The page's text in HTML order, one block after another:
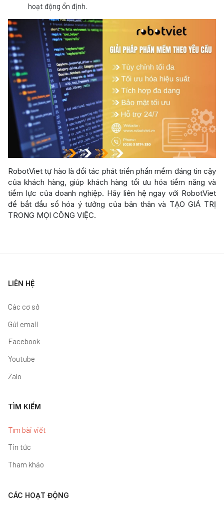
hoạt động ổn định.
RobotViet tự hào là đối tác phát triển phần mềm đáng tin cậy
của khách hàng, giúp khách hàng tối ưu hóa tiềm năng và
tiềm lực của doanh nghiệp. Hãy liên hệ ngay với RobotViet
để bắt đầu số hóa ý tưởng của bản thân và TẠO GIÁ TRỊ
TRONG MỌI CÔNG VIỆC.
LIÊN HỆ
Các cơ sở
Gửi email
Facebook
Youtube
Zalo
TÌM KIẾM
Tìm bài viết
Tin tức
Tham khảo
CÁC HOẠT ĐỘNG